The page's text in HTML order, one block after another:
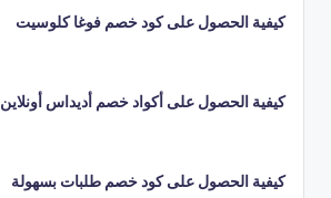
كيفية الحصول على كود خصم فوغا كلوسيت
كيفية الحصول على أكواد خصم أديداس أونلاين
كيفية الحصول على كود خصم طلبات بسهولة